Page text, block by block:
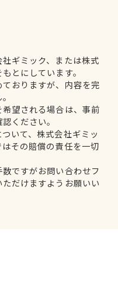
ギミック、または株式
とにしています。
おりますが、内容を完
望される場合は、事前
ください。
いて、株式会社ギミッ
その賠償の責任を一切
ですがお問い合わせフ
だけますようお願いい